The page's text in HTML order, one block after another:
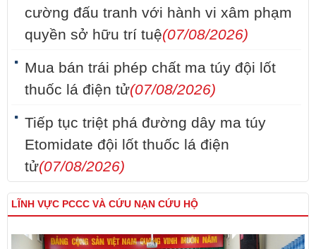
cường đấu tranh với hành vi xâm phạm
quyền sở hữu trí tuệ(07/08/2026)
Mua bán trái phép chất ma túy đội lốt
thuốc lá điện tử(07/08/2026)
Tiếp tục triệt phá đường dây ma túy
Etomidate đội lốt thuốc lá điện
tử(07/08/2026)
LĨNH VỰC PCCC VÀ CỨU NẠN CỨU HỘ